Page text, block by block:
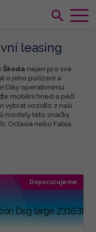
leasing
Škoda nejen pro své
o jeho pořízení a
Díky operativnímu
mobilní hned a péči
vybrat vozidlo z naší
modely této značky
Octavia nebo Fabia.
Doporučujeme